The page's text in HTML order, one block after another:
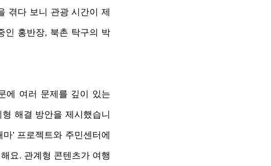
겪다 보니 관광 시간이 제
인 홍반장, 북촌 탁구의 박
에 여러 문제를 깊이 있는
해결 방안을 제시했습니
’ 프로젝트와 주민센터에
요. 관계형 콘텐츠가 여행